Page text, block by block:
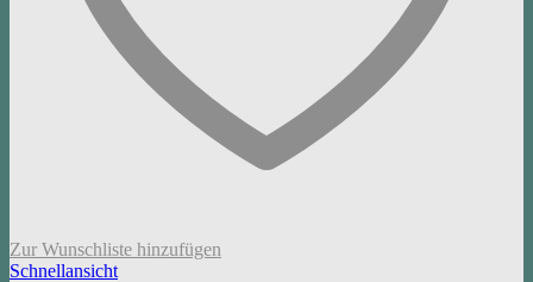
Zur Wunschliste hinzufügen
Schnellansicht